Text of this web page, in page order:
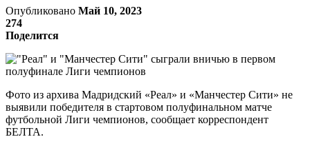
Опубликовано Май 10, 2023
274
Поделится
Фото из архива Мадридский «Реал» и «Манчестер Сити» не
выявили победителя в стартовом полуфинальном матче
футбольной Лиги чемпионов, сообщает корреспондент
БЕЛТА.